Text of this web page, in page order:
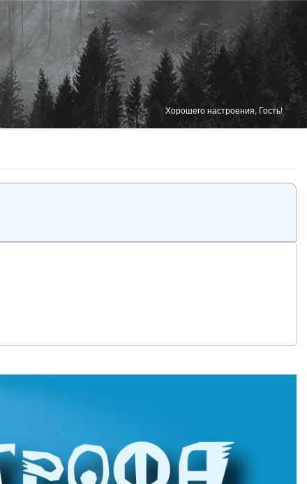
Хорошего настроения, Гость!